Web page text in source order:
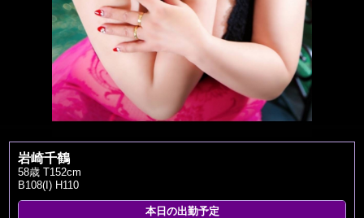
岩崎千鶴
58歳 T152cm
B108(I) H110
本日の出勤予定